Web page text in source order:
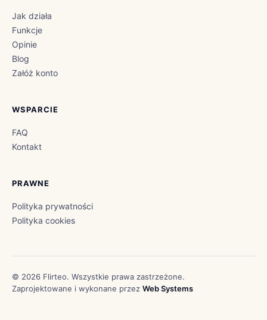
Jak działa
Funkcje
Opinie
Blog
Załóż konto
WSPARCIE
FAQ
Kontakt
PRAWNE
Polityka prywatności
Polityka cookies
© 2026 Flirteo. Wszystkie prawa zastrzeżone.
Zaprojektowane i wykonane przez Web Systems